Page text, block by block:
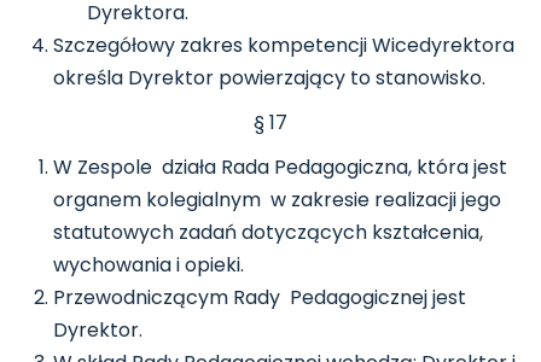
Dyrektora.
Szczegółowy zakres kompetencji Wicedyrektora
określa Dyrektor powierzający to stanowisko.
§ 17
W Zespole działa Rada Pedagogiczna, która jest
organem kolegialnym w zakresie realizacji jego
statutowych zadań dotyczących kształcenia,
wychowania i opieki.
Przewodniczącym Rady Pedagogicznej jest
Dyrektor.